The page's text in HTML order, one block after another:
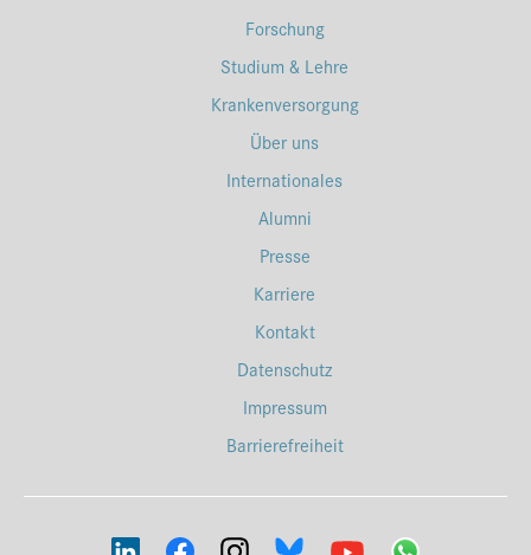
Forschung
Studium & Lehre
Krankenversorgung
Über uns
Internationales
Alumni
Presse
Karriere
Kontakt
Datenschutz
Impressum
Barrierefreiheit